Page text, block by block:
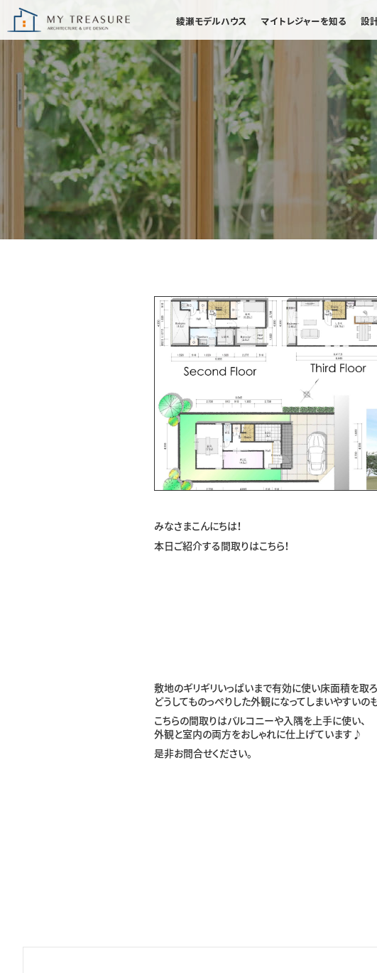
綾瀬モデルハウス マイトレジャーを知る 設
みなさまこんにちは！
本日ご紹介する間取りはこちら！
敷地のギリギリいっぱいまで有効に使い床面積を取ろ
どうしてものっぺりした外観になってしまいやすいのも
こちらの間取りはバルコニーや入隅を上手に使い、
外観と室内の両方をおしゃれに仕上げています♪
是非お問合せください。